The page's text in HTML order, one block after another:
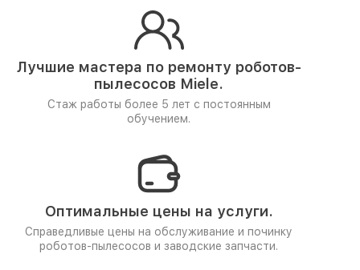
Лучшие мастера по ремонтуроботов-
пылесосов Miele.
Стаж работы более 5 лет с постоянным
обучением.
Оптимальные цены на услуги.
Справедливые цены на обслуживание и починку
роботов-пылесосов и заводские запчасти.